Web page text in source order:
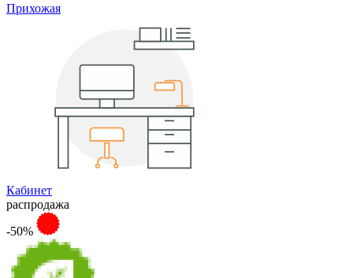
Прихожая
Кабинет
распродажа
-50%